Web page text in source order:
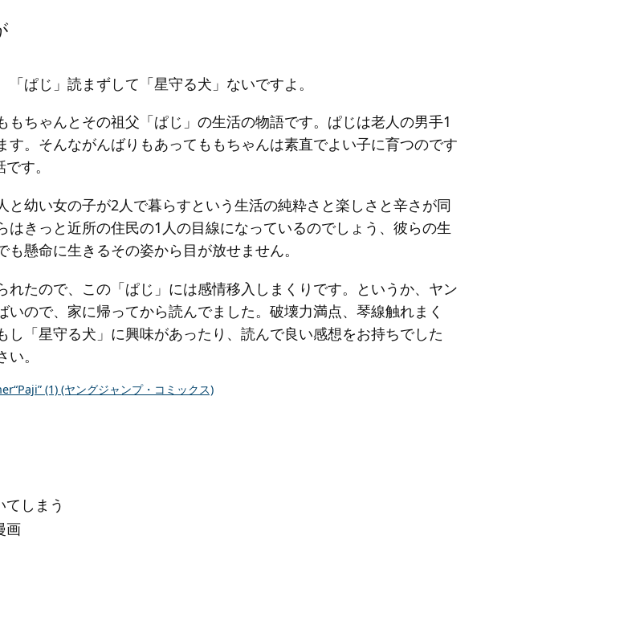
ぱじ」読まずして「星守る犬」ないですよ。
ちゃんとその祖父「ぱじ」の生活の物語です。ぱじは老人の男手1
。そんながんばりもあってももちゃんは素直でよい子に育つのです
す。
と幼い女の子が2人で暮らすという生活の純粋さと楽しさと辛さが同
はきっと近所の住民の1人の目線になっているのでしょう、彼らの生
懸命に生きるその姿から目が放せません。
たので、この「ぱじ」には感情移入しまくりです。というか、ヤン
ので、家に帰ってから読んでました。破壊力満点、琴線触れまく
し「星守る犬」に興味があったり、読んで良い感想をお持ちでした
。
(1) (ヤングジャンプ・コミックス)
しまう
画